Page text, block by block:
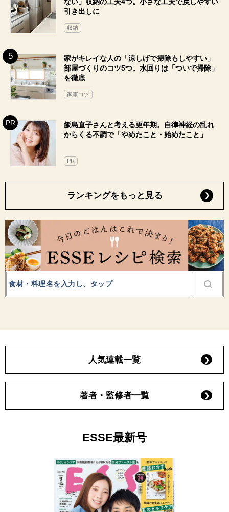
引き出しに
収納
家がキレイな人の「涼しげで掃除もしやすい」
部屋づくりのコツ5つ。水回りは「ついで掃除」
を徹底
家事コツ
飯島直子さんと考える更年期。自律神経の乱れ
からくる不調で「やめたこと・始めたこと」
PR
ランキングをもっと見る
人気連載一覧
著者・監修者一覧
ESSE最新号